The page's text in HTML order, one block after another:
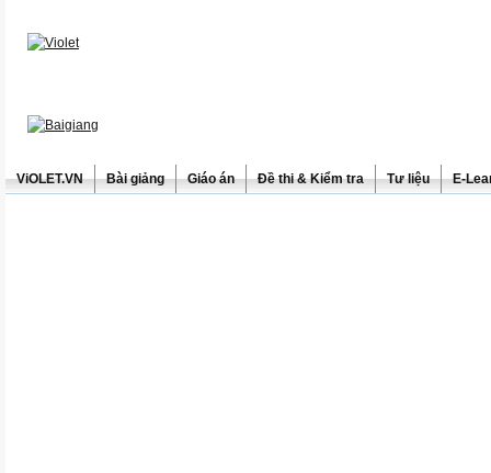
ViOLET.VN Bài giảng Giáo án Đề thi & Kiểm tra Tư liệu E-